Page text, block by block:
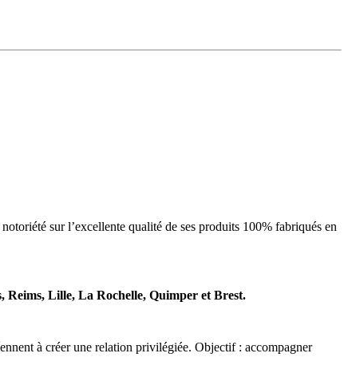
sur l’excellente qualité de ses produits 100% fabriqués en
Reims, Lille, La Rochelle, Quimper et Brest.
à créer une relation privilégiée. Objectif : accompagner